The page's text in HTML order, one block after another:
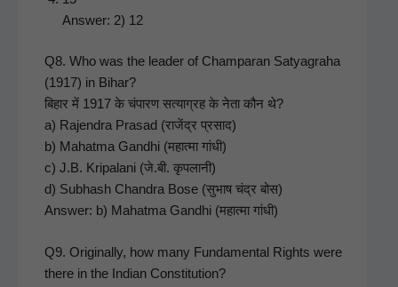
Answer: 2) 12
Q8. Who was the leader of Cham­paran Satya­gra­ha
(1917) in Bihar?
बिहार में 1917 के चंपारण सत्याग्रह के नेता कौन थे?
a) Rajen­dra Prasad (राजेंद्र प्रसाद)
b) Mahat­ma Gand­hi (महात्मा गांधी)
c) J.B. Kri­palani (जे.बी. कृपलानी)
d) Sub­hash Chan­dra Bose (सुभाष चंद्र बोस)
Answer: b) Mahat­ma Gand­hi (महात्मा गांधी)
Q9. Orig­i­nal­ly, how many Fun­da­men­tal Rights were
there in the Indi­an Con­sti­tu­tion?